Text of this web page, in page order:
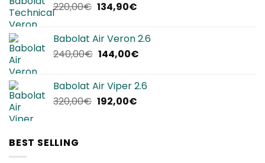
280,00€.
220,00€ Il
era:
220,00€.
134,90€Il
è:
134,90€.
Babolat Air Veron 2.6
240,00€ Il
era:
240,00€.
144,00€Il
è:
Babolat Air Viper 2.6
320,00€ Il
192,00€Il
BEST SELLING